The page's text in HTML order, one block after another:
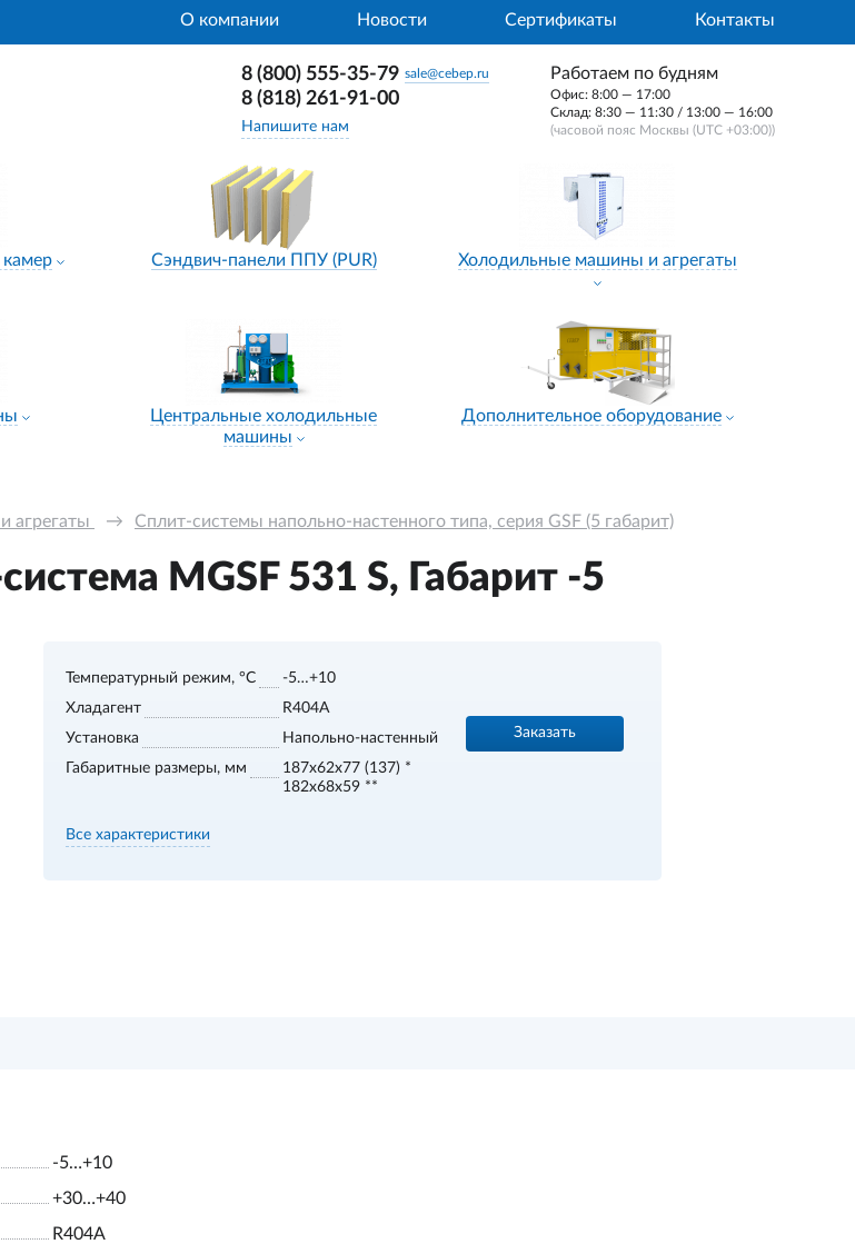
О компании Новости Сертификаты Контакты
8 (800) 555-35-79 sale@cebep.ru
8 (818) 261-91-00
Напишите нам
Работаем по будням
Офис: 8:00 — 17:00
Склад: 8:30 — 11:30 / 13:00 — 16:00
(часовой пояс Москвы (UTC +03:00))
Сэндвич-панели ППУ (PUR) Холодильные машины и агрегаты
Центральные холодильные
машины
Дополнительное оборудование
агрегаты → Сплит-системы напольно-настенного типа, серия GSF (5 габарит)
МGSF 531 S, Габарит -5
Температурный режим, °С
-5…+10
Хладагент
R404A
Установка
Напольно-настенный
Габаритные размеры, мм
187х62х77 (137) *
182х68х59 **
Заказать
Все характеристики
-5…+10
+30…+40
R404A